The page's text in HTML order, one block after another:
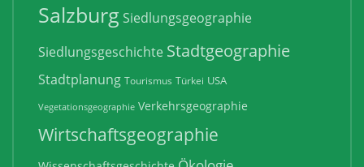
Salzburg Siedlungsgeographie
Siedlungsgeschichte Stadtgeographie
Stadtplanung Tourismus Türkei USA
Vegetationsgeographie Verkehrsgeographie
Wirtschaftsgeographie